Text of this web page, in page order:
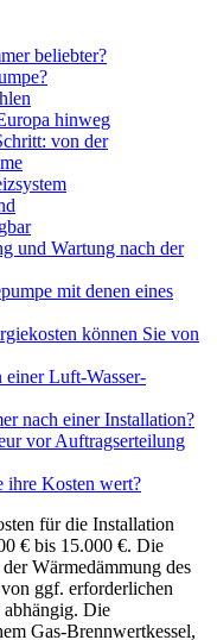
beliebter?
hinweg
von der
und Wartung nach der
mit denen eines
können Sie von
Luft-Wasser-
nach einer Installation?
vor Auftragserteilung
ihre Kosten wert?
für die Installation
€ bis 15.000 €. Die
Wärmedämmung des
ggf. erforderlichen
abhängig. Die
Gas-Brennwertkessel,